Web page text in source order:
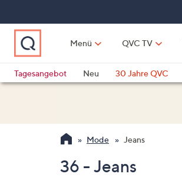
springen
Menü QVC TV
Tagesangebot
Neu 30 Jahre QVC
Mode Jeans
36 - Jeans